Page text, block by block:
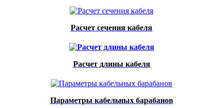
Расчет сечения кабеля
Расчет длины кабеля
Параметры кабельных барабанов